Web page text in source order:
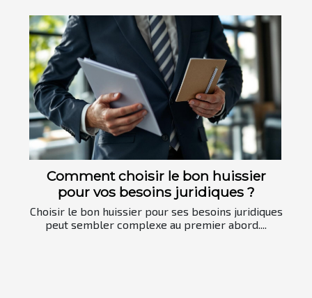
Comment choisir le bon huissier
pour vos besoins juridiques ?
Choisir le bon huissier pour ses besoins juridiques
peut sembler complexe au premier abord....